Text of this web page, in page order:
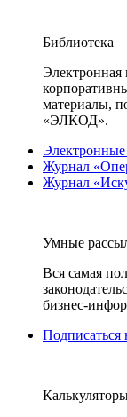
Библиотека
Электронная
материалы,
«ЭЛКОД».
Журнал
Журнал
Умные
Вся самая
бизнес-
Подписаться